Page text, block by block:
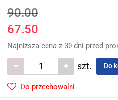
90.00
67.50
Najniższa cena z 30 dni przed
szt. Do
Do przechowalni